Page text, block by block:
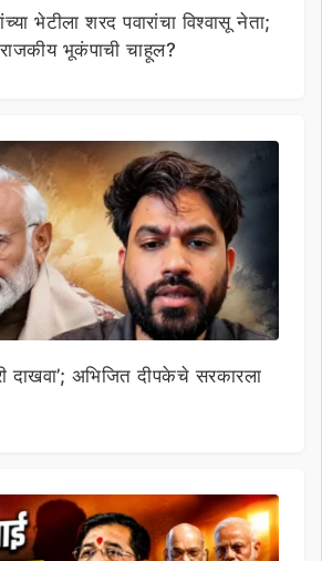
भेटीला शरद पवारांचा विश्वासू नेता;
राजकीय भूकंपाची चाहूल?
दाखवा’; अभिजित दीपकेचे सरकारला